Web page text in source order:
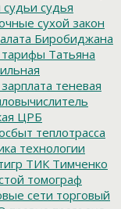
судьи судья
сухой закон
Биробиджана
тарифы Татьяна
теневая
ЦРБ
теплотрасса
технологии
ТИК Тимченко
томограф
сети торговый